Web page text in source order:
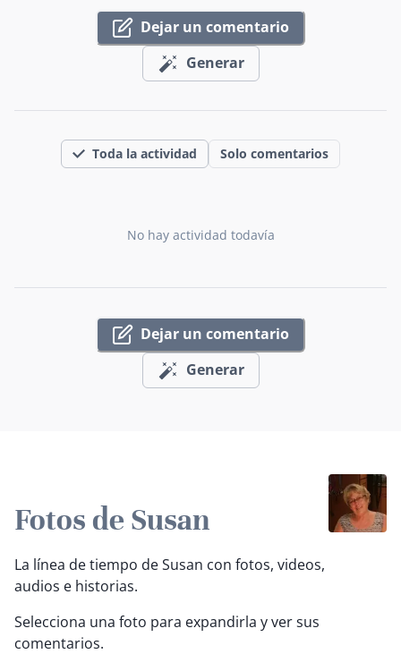
Dejar un comentario
Generar
Toda la actividad Solo comentarios
No hay actividad todavía
Dejar un comentario
Generar
Fotos de Susan
La línea de tiempo de Susan con fotos, videos,
audios e historias.
Selecciona una foto para expandirla y ver sus
comentarios.